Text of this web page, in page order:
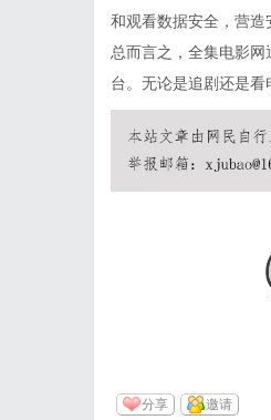
和观看数据安全，营造
总而言之，全集电影
台。无论是追剧还是
分享 邀请